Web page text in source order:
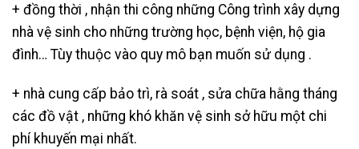
+ đồng thời , nhận thi công những Công trình xây dựng
nhà vệ sinh cho những trường học, bệnh viện, hộ gia
đình… Tùy thuộc vào quy mô bạn muốn sử dụng .
+ nhà cung cấp bảo trì, rà soát , sửa chữa hằng tháng
các đồ vật , những khó khăn vệ sinh sở hữu một chi
phí khuyến mại nhất.